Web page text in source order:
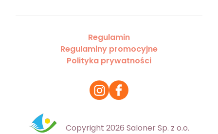
Regulamin
Regulaminy promocyjne
Polityka prywatności
Copyright 2026 Saloner Sp. z o.o.